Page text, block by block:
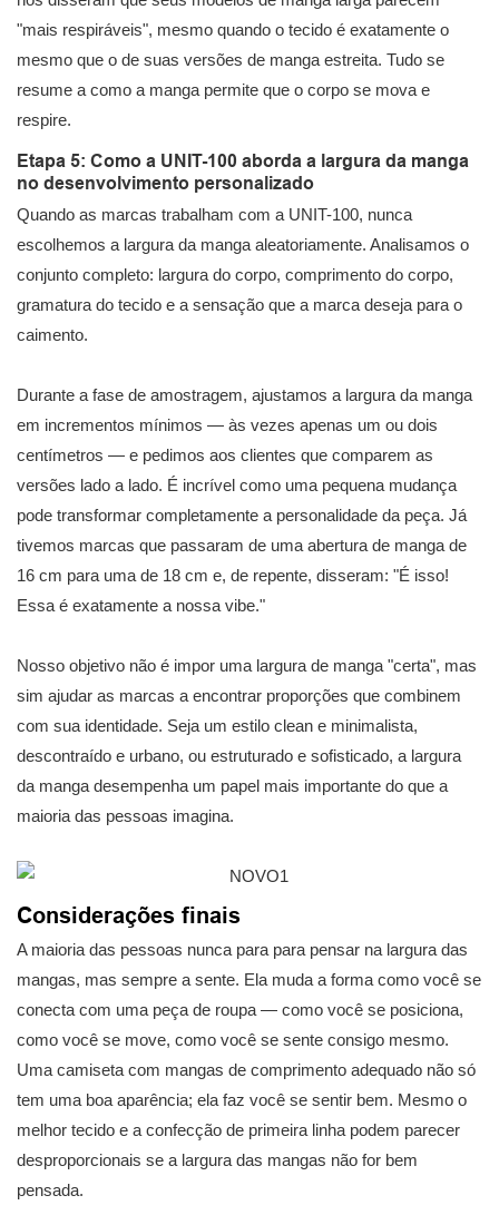
"mais respiráveis", mesmo quando o tecido é exatamente o
mesmo que o de suas versões de manga estreita. Tudo se
resume a como a manga permite que o corpo se mova e
respire.
Etapa 5: Como a UNIT-100 aborda a largura da manga
no desenvolvimento personalizado
Quando as marcas trabalham com a UNIT-100, nunca
escolhemos a largura da manga aleatoriamente. Analisamos o
conjunto completo: largura do corpo, comprimento do corpo,
gramatura do tecido e a sensação que a marca deseja para o
caimento.
Durante a fase de amostragem, ajustamos a largura da manga
em incrementos mínimos — às vezes apenas um ou dois
centímetros — e pedimos aos clientes que comparem as
versões lado a lado. É incrível como uma pequena mudança
pode transformar completamente a personalidade da peça. Já
tivemos marcas que passaram de uma abertura de manga de
16 cm para uma de 18 cm e, de repente, disseram: "É isso!
Essa é exatamente a nossa vibe."
Nosso objetivo não é impor uma largura de manga "certa", mas
sim ajudar as marcas a encontrar proporções que combinem
com sua identidade. Seja um estilo clean e minimalista,
descontraído e urbano, ou estruturado e sofisticado, a largura
da manga desempenha um papel mais importante do que a
maioria das pessoas imagina.
Considerações finais
A maioria das pessoas nunca para para pensar na largura das
mangas, mas sempre a sente. Ela muda a forma como você se
conecta com uma peça de roupa — como você se posiciona,
como você se move, como você se sente consigo mesmo.
Uma camiseta com mangas de comprimento adequado não só
tem uma boa aparência; ela faz você se sentir bem. Mesmo o
melhor tecido e a confecção de primeira linha podem parecer
desproporcionais se a largura das mangas não for bem
pensada.